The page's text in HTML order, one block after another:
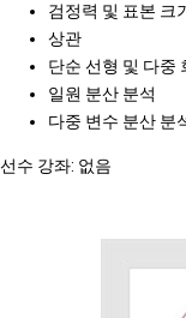
검정력 및 표본 크
상관
단순 선형 및 다중
일원 분산 분석
다중 변수 분산 분
선수 강좌: 없음